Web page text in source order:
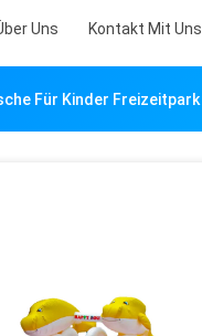
Uns Kontakt Mit Uns
Für Kinder Freizeitpark